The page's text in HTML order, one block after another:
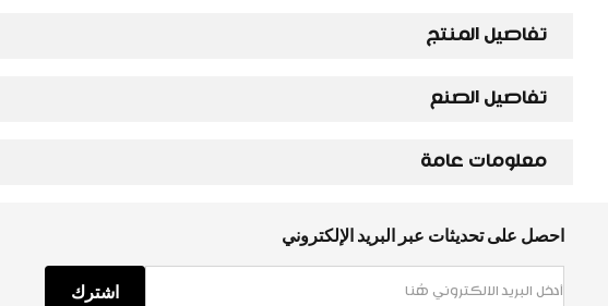
تفاصيل المنتج
تفاصيل الصنع
معلومات عامة
احصل على تحديثات عبر البريد الإلكتروني
اشترك